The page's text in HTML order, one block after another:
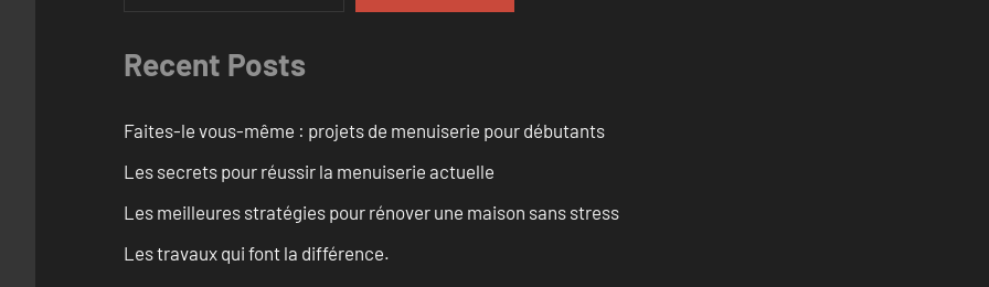
Recent Posts
Faites-le vous-même : projets de menuiserie pour débutants
Les secrets pour réussir la menuiserie actuelle
Les meilleures stratégies pour rénover une maison sans stress
Les travaux qui font la différence.